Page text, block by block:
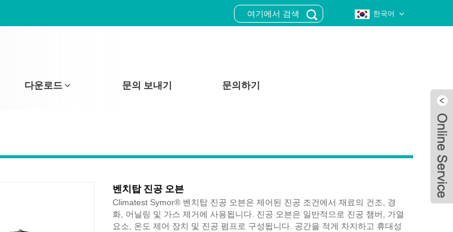
한국어
다운로드 문의 보내기 문의하기
벤치탑 진공 오븐
Climatest Symor® 벤치탑 진공 오븐은 제어된 진공 조건에서 재료의 건조, 경
화, 어닐링 및 가스 제거에 사용됩니다. 진공 오븐은 일반적으로 진공 챔버, 가열
요소, 온도 제어 장치 및 진공 펌프로 구성됩니다. 공간을 적게 차지하고 휴대성